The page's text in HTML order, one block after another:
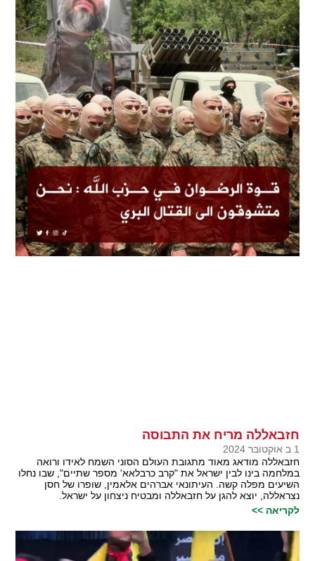
חזבאללה מריח את התבוסה
1 ב אוקטובר 2024
חזבאללה מודאג מאוד מתגובת העולם הסוני השמח לאידו ורואה
במלחמה בינו לבין ישראל את "קרב כרבלאא' מספר שתיים", שבו נחלו
השיעים מפלה קשה. העיתונאי אברהים אלאמין, שופרו של חסן
נצראללה, יוצא להגן על חזבאללה ומבטיח ניצחון על ישראל.
לקריאה >>